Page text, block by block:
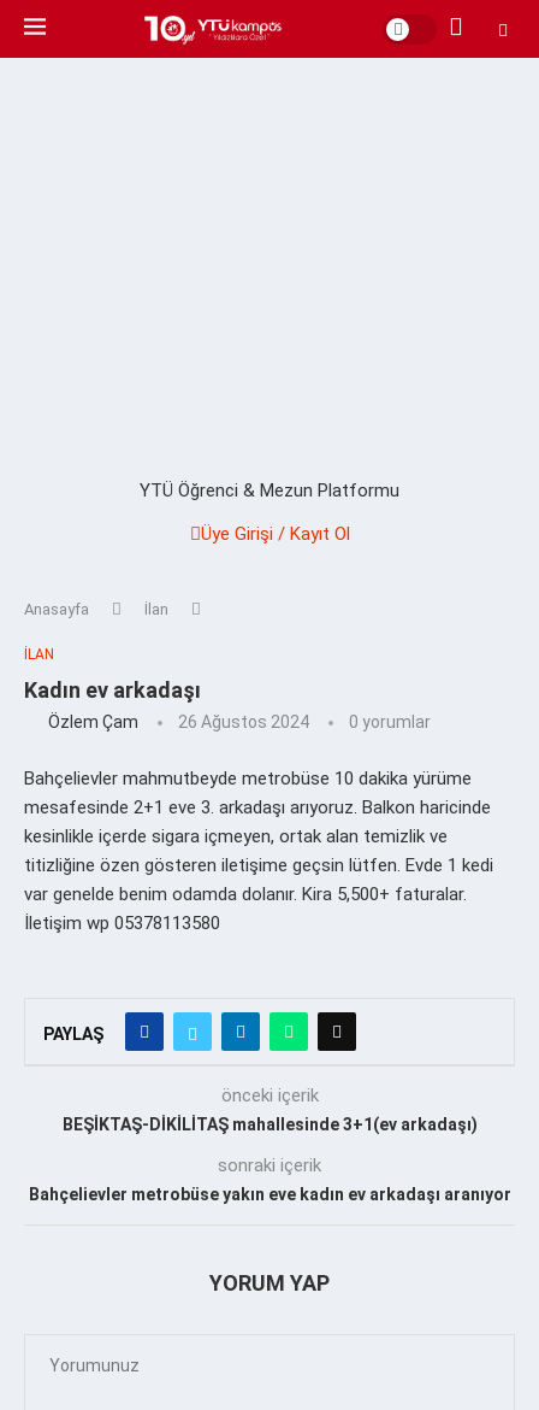
YTÜ Öğrenci & Mezun Platformu
Üye Girişi / Kayıt Ol
Anasayfa İlan
İLAN
Kadın ev arkadaşı
Özlem Çam 26 Ağustos 2024 0 yorumlar
Bahçelievler mahmutbeyde metrobüse 10 dakika yürüme
mesafesinde 2+1 eve 3. arkadaşı arıyoruz. Balkon haricinde
kesinlikle içerde sigara içmeyen, ortak alan temizlik ve
titizliğine özen gösteren iletişime geçsin lütfen. Evde 1 kedi
var genelde benim odamda dolanır. Kira 5,500+ faturalar.
İletişim wp 05378113580
PAYLAŞ
önceki içerik
BEŞİKTAŞ-DİKİLİTAŞ mahallesinde 3+1(ev arkadaşı)
sonraki içerik
Bahçelievler metrobüse yakın eve kadın ev arkadaşı aranıyor
YORUM YAP